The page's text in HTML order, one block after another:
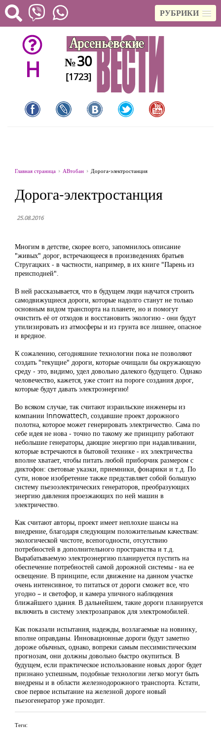
РУБРИКИ
H №30
[1723]
Главная страница АВтобан Дорога-электростанция
Дорога-электростанция
25.08.2016
Многим в детстве, скорее всего, запомнилось описание
"живых" дорог, встречающееся в произведениях братьев
Стругацких - в частности, например, в их книге "Парень из
преисподней".
В ней рассказывается, что в будущем люди научатся строить
самодвижущиеся дороги, которые надолго станут не только
основным видом транспорта на планете, но и помогут
очистить её от отходов и восстановить экологию - они будут
утилизировать из атмосферы и из грунта все лишнее, опасное
и вредное.
К сожалению, сегодняшние технологии пока не позволяют
создать "текущие" дороги, которые очищали бы окружающую
среду - это, видимо, удел довольно далекого будущего. Однако
человечество, кажется, уже стоит на пороге создания дорог,
которые будут давать электроэнергию!
Во всяком случае, так считают израильские инженеры из
компании Innowattech, создавшие проект дорожного
полотна, которое может генерировать электричество. Сама по
себе идея не нова - точно по такому же принципу работают
небольшие генераторы, дающие энергию при надавливании,
которые встречаются в бытовой технике - их электричества
вполне хватает, чтобы питать любой приборчик размером с
диктофон: световые указки, приемники, фонарики и т.д. По
сути, новое изобретение также представляет собой большую
систему пьезоэлектрических генераторов, преобразующих
энергию давления проезжающих по ней машин в
электричество.
Как считают авторы, проект имеет неплохие шансы на
внедрение, благодаря следующим положительным качествам:
экологической чистоте, всепогодности, отсутствию
потребностей в дополнительного пространства и т.д.
Вырабатываемую электроэнергию планируется пустить на
обеспечение потребностей самой дорожной системы - на ее
освещение. В принципе, если движение на данном участке
очень интенсивное, то питаться от дороги сможет все, что
угодно – и светофор, и камера уличного наблюдения
ближайшего здания. В дальнейшем, такие дороги планируется
включить в систему электрозаправок для электромобилей.
Как показали испытания, надежды, возлагаемые на новинку,
вполне оправданы. Инновационные дороги будут заметно
дороже обычных, однако, вопреки самым пессимистическим
прогнозам, они должны довольно быстро окупиться. В
будущем, если практическое использование новых дорог будет
признано успешным, подобные технологии легко могут быть
внедрены и в области железнодорожного транспорта. Кстати,
свое первое испытание на железной дороге новый
пьезогенератор уже проходит.
Теги: